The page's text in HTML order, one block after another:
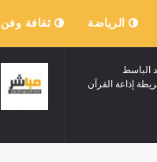
الرياضة ثقافة وفن
الباسط
إذاعة القرآن